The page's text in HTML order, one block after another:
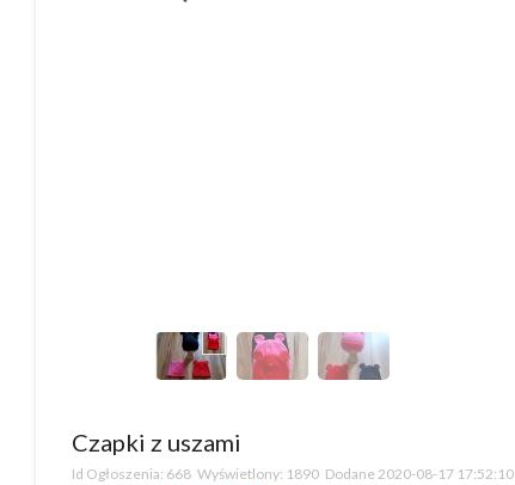
Czapki z uszami
Id Ogłoszenia: 668 Wyświetlony: 1890 Dodane2020-08-17 17:52:10